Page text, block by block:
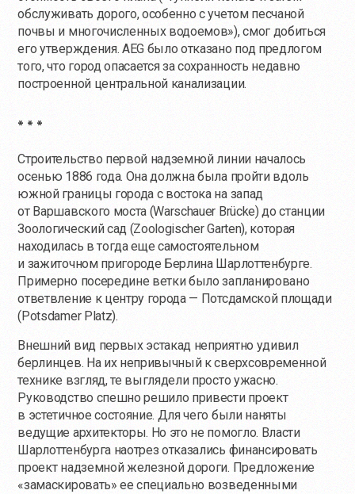
обслуживать дорого, особенно с учетом песчаной
почвы и многочисленных водоемов»), смог добиться
его утверждения. AEG было отказано под предлогом
того, что город опасается за сохранность недавно
построенной центральной канализации.
* * *
Строительство первой надземной линии началось
осенью 1886 года. Она должна была пройти вдоль
южной границы города с востока на запад
от Варшавского моста (Warschauer Brücke) до станции
Зоологический сад (Zoologischer Garten), которая
находилась в тогда еще самостоятельном
и зажиточном пригороде Берлина Шарлоттенбурге.
Примерно посередине ветки было запланировано
ответвление к центру города — Потсдамской площади
(Potsdamer Platz).
Внешний вид первых эстакад неприятно удивил
берлинцев. На их непривычный к сверхсовременной
технике взгляд, те выглядели просто ужасно.
Руководство спешно решило привести проект
в эстетичное состояние. Для чего были наняты
ведущие архитекторы. Но это не помогло. Власти
Шарлоттенбурга наотрез отказались финансировать
проект надземной железной дороги. Предложение
«замаскировать» ее специально возведенными